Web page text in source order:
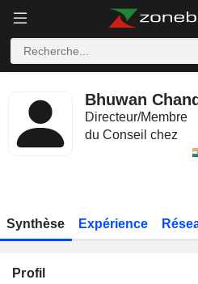
Bhuwan
Directeur/Membre
du Conseil chez
Synthèse Expérience
Profil